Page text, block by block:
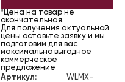
*Цена на товар не
окончательная.
Для получения актуальной
цены оставьте заявку и мы
подготовим для вас
максимально выгодное
коммерческое
предложение
Артикул:
WLMX-